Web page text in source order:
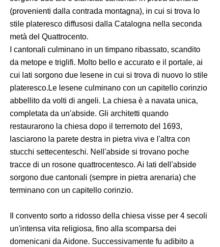
(provenienti dalla contrada montagna), in cui si trova lo
stile plateresco diffusosi dalla Catalogna nella seconda
metà del Quattrocento.
I cantonali culminano in un timpano ribassato, scandito
da metope e triglifi. Molto bello e accurato e il portale, ai
cui lati sorgono due lesene in cui si trova di nuovo lo stile
plateresco.Le lesene culminano con un capitello corinzio
abbellito da volti di angeli. La chiesa è a navata unica,
completata da un'abside. Gli architetti quando
restaurarono la chiesa dopo il terremoto del 1693,
lasciarono la parete destra in pietra viva e l'altra con
stucchi settecenteschi. Nell'abside si trovano poche
tracce di un rosone quattrocentesco. Ai lati dell'abside
sorgono due cantonali (sempre in pietra arenaria) che
terminano con un capitello corinzio.
Il convento sorto a ridosso della chiesa visse per 4 secoli
un'intensa vita religiosa, fino alla scomparsa dei
domenicani da Aidone. Successivamente fu adibito a